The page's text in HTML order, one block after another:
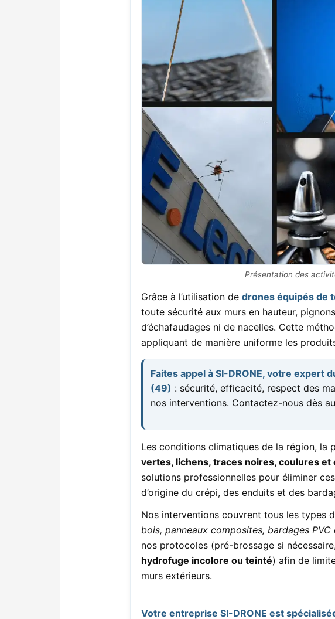
Présentation des
Grâce à l’utilisation de drones équipés de
toute sécurité aux murs en hauteur,
d’échafaudages ni de nacelles. Cette
appliquant de manière uniforme les
Faites appel à SI-DRONE, votre expert
(49) : sécurité, efficacité, respect des
nos interventions. Contactez-nous dès
Les conditions climatiques de la région, la
vertes, lichens, traces noires, coulures
solutions professionnelles pour éliminer
d’origine du crépi, des enduits et des
Nos interventions couvrent tous les types
bois, panneaux composites, bardages PVC
nos protocoles (pré-brossage si
hydrofuge incolore ou teinté) afin de
murs extérieurs.
Votre entreprise SI-DRONE est